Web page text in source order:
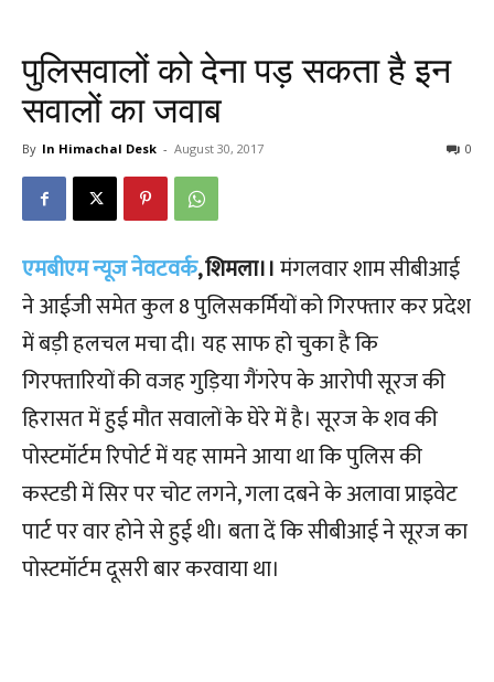
पुलिसवालों को देना पड़ सकता है इन
सवालों का जवाब
By In Himachal Desk - August 30, 2017 0
एमबीएम न्यूज नेवटवर्क, शिमला।।मंगलवार शाम सीबीआई
ने आईजी समेत कुल 8 पुलिसकर्मियों को गिरफ्तार कर प्रदेश
में बड़ी हलचल मचा दी। यह साफ हो चुका है कि
गिरफ्तारियों की वजह गुड़िया गैंगरेप के आरोपी सूरज की
हिरासत में हुई मौत सवालों के घेरे में है। सूरज के शव की
पोस्टमॉर्टम रिपोर्ट में यह सामने आया था कि पुलिस की
कस्टडी में सिर पर चोट लगने, गला दबने के अलावा प्राइवेट
पार्ट पर वार होने से हुई थी। बता दें कि सीबीआई ने सूरज का
पोस्टमॉर्टम दूसरी बार करवाया था।